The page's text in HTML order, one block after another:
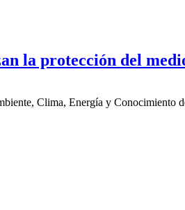
la protección del
Clima, Energía y Conocimiento